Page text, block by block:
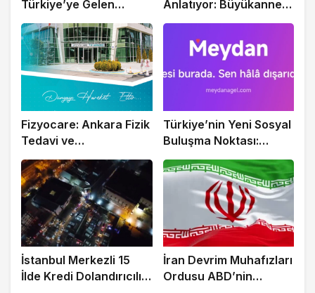
Türkiye’ye Gelen
Milyonlarca Turiste
Ücretsiz eSIM
Anlatıyor: Büyükannem
İçin Doğru Evde Bakım
Hizmetini Personel
Park ile Buldum
Fizyocare: Ankara Fizik
Tedavi ve
Rehabilitasyon Merkezi
Türkiye’nin Yeni Sosyal
Buluşma Noktası:
Meydan
İstanbul Merkezli 15
İlde Kredi Dolandırıcılığı
İran Devrim Muhafızları
Ordusu ABD’nin